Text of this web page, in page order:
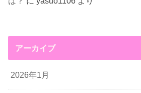
アーカイブ
2026年1月